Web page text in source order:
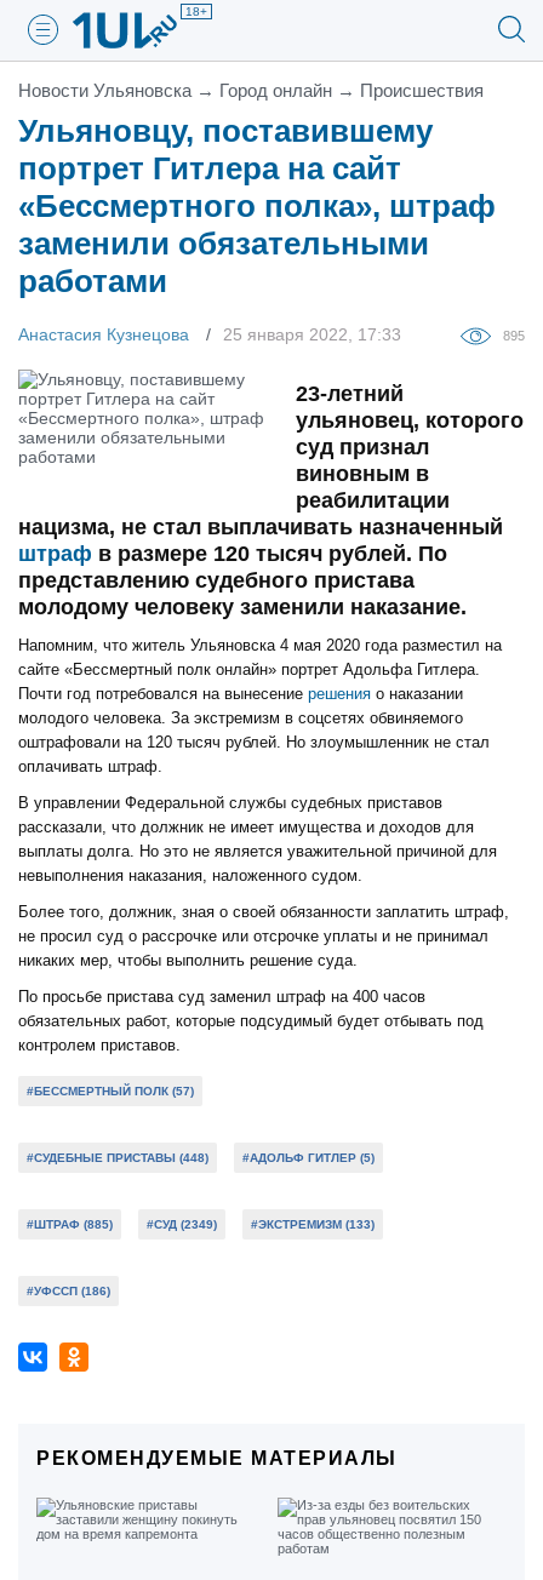
18+
Новости Ульяновска → Город онлайн → Проиcшествия
Ульяновцу, поставившему
портрет Гитлера на сайт
«Бессмертного полка», штраф
заменили обязательными
работами
Анастасия Кузнецова 25 января 2022, 17:33 895
23-летний
ульяновец, которого
суд признал
виновным в
реабилитации
нацизма, не стал выплачивать назначенный
штраф в размере 120 тысяч рублей. По
представлению судебного пристава
молодому человеку заменили наказание.
Напомним, что житель Ульяновска 4 мая 2020 года разместил на
сайте «Бессмертный полк онлайн» портрет Адольфа Гитлера.
Почти год потребовался на вынесение решения о наказании
молодого человека. За экстремизм в соцсетях обвиняемого
оштрафовали на 120 тысяч рублей. Но злоумышленник не стал
оплачивать штраф.
В управлении Федеральной службы судебных приставов
рассказали, что должник не имеет имущества и доходов для
выплаты долга. Но это не является уважительной причиной для
невыполнения наказания, наложенного судом.
Более того, должник, зная о своей обязанности заплатить штраф,
не просил суд о рассрочке или отсрочке уплаты и не принимал
никаких мер, чтобы выполнить решение суда.
По просьбе пристава суд заменил штраф на 400 часов
обязательных работ, которые подсудимый будет отбывать под
контролем приставов.
#БЕССМЕРТНЫЙ ПОЛК (57)
#СУДЕБНЫЕ ПРИСТАВЫ (448) #АДОЛЬФ ГИТЛЕР (5)
#ШТРАФ (885) #СУД (2349) #ЭКСТРЕМИЗМ (133)
#УФССП (186)
РЕКОМЕНДУЕМЫЕ МАТЕРИАЛЫ